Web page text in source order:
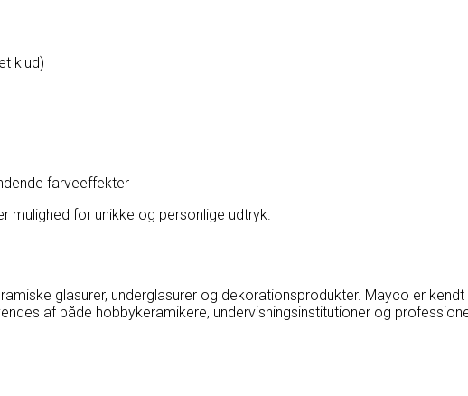
klud)
farveeffekter
for unikke og personlige udtryk.
glasurer, underglasurer og dekorationsprodukter. Mayco er
af både hobbykeramikere, undervisningsinstitutioner og